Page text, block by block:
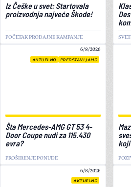
Iz Češke u svet: Startovala
proizvodnja najveće Škode!
POČETAK PRODAJNE KAMPANJE
AKTUELNO PREDSTAVLJAMO
6/8/2026
Šta Mercedes-AMG GT 53 4-
Door Coupe nudi za 115.430
evra?
PROŠIRENJE PONUDE
AKTUELNO
6/8/2026